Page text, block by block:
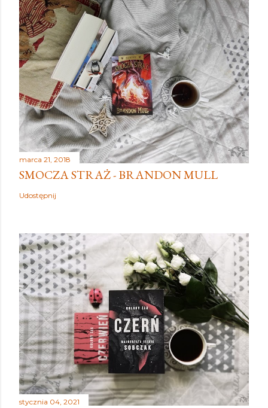
marca 21, 2018
SMOCZA STRAŻ - BRANDON MULL
Udostępnij
stycznia 04, 2021